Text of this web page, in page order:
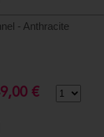
- Anthracite
€